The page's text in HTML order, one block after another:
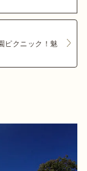
ピクニック！魅